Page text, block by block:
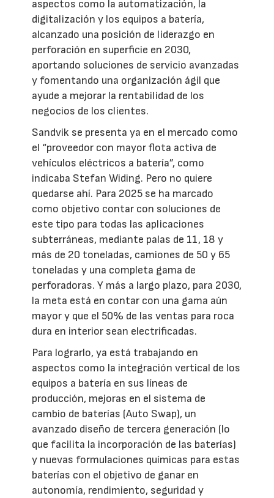
aspectos como la automatización, la
digitalización y los equipos a batería,
alcanzado una posición de liderazgo en
perforación en superficie en 2030,
aportando soluciones de servicio avanzadas
y fomentando una organización ágil que
ayude a mejorar la rentabilidad de los
negocios de los clientes.
Sandvik se presenta ya en el mercado como
el “proveedor con mayor flota activa de
vehículos eléctricos a batería”, como
indicaba Stefan Widing. Pero no quiere
quedarse ahí. Para 2025 se ha marcado
como objetivo contar con soluciones de
este tipo para todas las aplicaciones
subterráneas, mediante palas de 11, 18 y
más de 20 toneladas, camiones de 50 y 65
toneladas y una completa gama de
perforadoras. Y más a largo plazo, para 2030,
la meta está en contar con una gama aún
mayor y que el 50% de las ventas para roca
dura en interior sean electrificadas.
Para lograrlo, ya está trabajando en
aspectos como la integración vertical de los
equipos a batería en sus líneas de
producción, mejoras en el sistema de
cambio de baterías (Auto Swap), un
avanzado diseño de tercera generación (lo
que facilita la incorporación de las baterías)
y nuevas formulaciones químicas para estas
baterías con el objetivo de ganar en
autonomía, rendimiento, seguridad y